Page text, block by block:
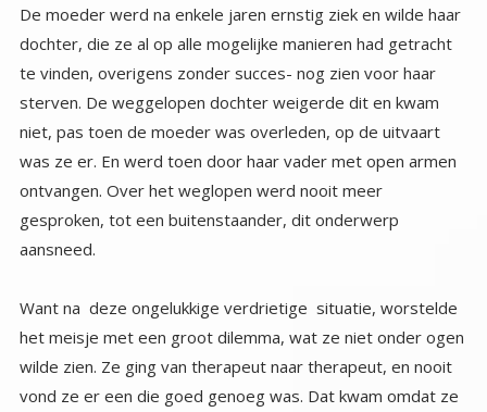
aansneed.
Want na deze ongelukkige verdrietige situatie, worstelde
het meisje met een groot dilemma, wat ze niet onder ogen
wilde zien. Ze ging van therapeut naar therapeut, en nooit
vond ze er een die goed genoeg was. Dat kwam omdat ze
zocht naar goedkeuring van haar ‘daad’. Die ze natuurlijk
nergens kreeg en al zou ze die krijgen het zou haar niet
helpen, want ze moest haar eigen daad goedkeuren en dat
kon ze niet. Ze was echter niet in staat dit in te zien, wat
leidde tot een nieuwe breuk in de familie, want er waren
wat dingen veranderd, waar vroeger niet over de pijnlijke